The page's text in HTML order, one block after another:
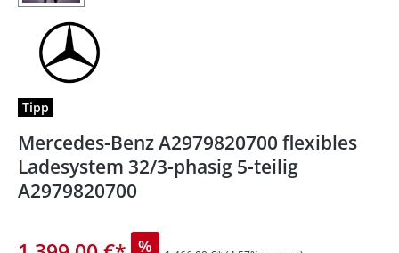
Tipp
Mercedes-Benz A2979820700 flexibles
Ladesystem 32/3-phasig 5-teilig
A2979820700
%